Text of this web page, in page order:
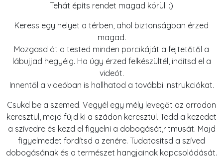
Tehát építs rendet magad körül! :)
Keress egy helyet a térben, ahol biztonságban érzed
magad.
Mozgasd át a tested minden porcikáját a fejtetőtől a
lábujjad hegyéig. Ha úgy érzed felkészültél, indítsd el a
videót.
Innentől a videóban is hallhatod a további instrukciókat.
Csukd be a szemed. Vegyél egy mély levegőt az orrodon
keresztül, majd fújd ki a szádon keresztül. Tedd a kezedet
a szívedre és kezd el figyelni a dobogását,ritmusát. Majd
figyelmedet fordítsd a zenére. Tudatosítsd a szíved
dobogásának és a természet hangjainak kapcsolódását.